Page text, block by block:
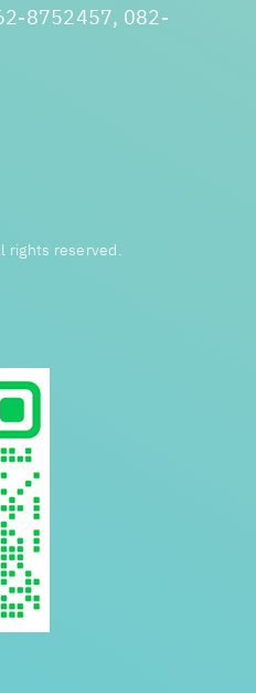
8752457, 082-
rights reserved.